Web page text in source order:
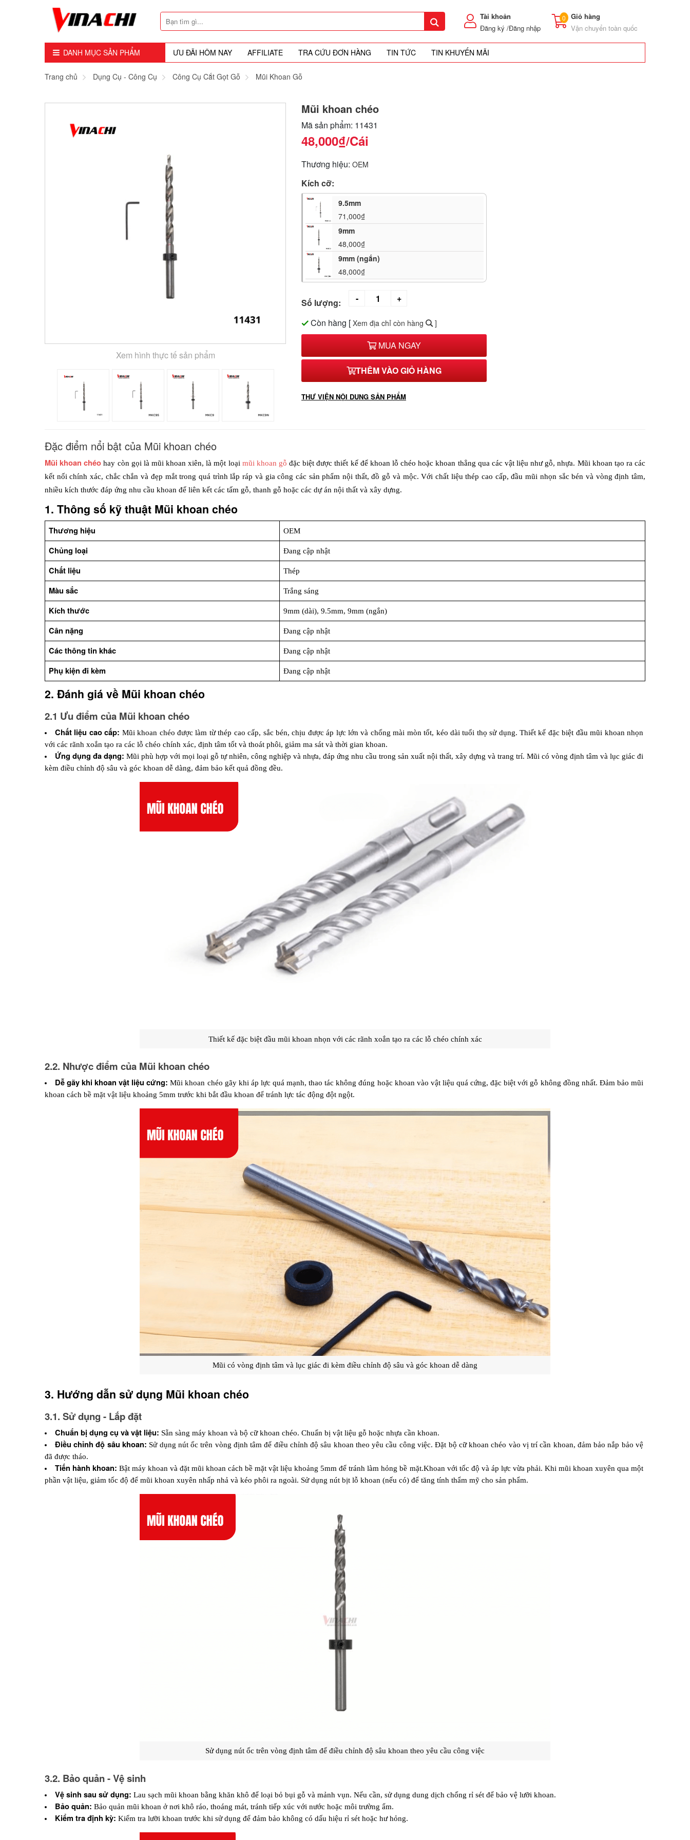
Tài khoản
Đăng ký /Đăng nhập
0
Giỏ hàng
Vận chuyển toàn quốc
DANH MỤC SẢN PHẨM ƯU ĐÃI HÔM NAY AFFILIATE TRA CỨU ĐƠN HÀNG TIN TỨC TIN KHUYẾN MÃI
Dụng Cụ - Công Cụ
Máy Cầm Tay
Trang chủ Dụng Cụ - Công Cụ Công Cụ Cắt Gọt Gỗ Mũi Khoan Gỗ
Xem hình thực tế sản phẩm
Mũi khoan chéo
Mã sản phẩm: 11431
48,000₫/Cái
Thương hiệu: OEM
Kích cỡ:
9.5mm
71,000₫
9mm
48,000₫
9mm (ngắn)
48,000₫
Số lượng:
Còn hàng [ Xem địa chỉ còn hàng ]
MUA NGAY
THÊM VÀO GIỎ HÀNG
THƯ VIỆN NỘI DUNG SẢN PHẨM
Đặc điểm nổi bật của Mũi khoan chéo
Mũi khoan chéo hay còn gọi là mũi khoan xiên, là một loại mũi khoan gỗ đặc biệt được thiết kế để khoan lỗ chéo hoặc khoan thẳng qua các vật liệu như gỗ, nhựa. Mũi khoan tạo ra các
kết nối chính xác, chắc chắn và đẹp mắt trong quá trình lắp ráp và gia công các sản phẩm nội thất, đồ gỗ và mộc. Với chất liệu thép cao cấp, đầu mũi nhọn sắc bén và vòng định tâm,
nhiều kích thước đáp ứng nhu cầu khoan để liên kết các tấm gỗ, thanh gỗ hoặc các dự án nội thất và xây dựng.
1. Thông số kỹ thuật Mũi khoan chéo
Thương hiệu OEM
Chủng loại Đang cập nhật
Chất liệu Thép
Màu sắc Trắng sáng
Kích thước 9mm (dài), 9.5mm, 9mm (ngắn)
Cân nặng Đang cập nhật
Các thông tin khác Đang cập nhật
Phụ kiện đi kèm Đang cập nhật
2. Đánh giá về Mũi khoan chéo
2.1 Ưu điểm của Mũi khoan chéo
Chất liệu cao cấp: Mũi khoan chéo được làm từ thép cao cấp, sắc bén, chịu được áp lực lớn và chống mài mòn tốt, kéo dài tuổi thọ sử dụng. Thiết kế đặc biệt đầu mũi khoan nhọn
với các rãnh xoắn tạo ra các lỗ chéo chính xác, định tâm tốt và thoát phôi, giảm ma sát và thời gian khoan.
Ứng dụng đa dạng: Mũi phù hợp với mọi loại gỗ tự nhiên, công nghiệp và nhựa, đáp ứng nhu cầu trong sản xuất nội thất, xây dựng và trang trí. Mũi có vòng định tâm và lục giác đi
kèm điều chỉnh độ sâu và góc khoan dễ dàng, đảm bảo kết quả đồng đều.
Thiết kế đặc biệt đầu mũi khoan nhọn với các rãnh xoắn tạo ra các lỗ chéo chính xác
2.2. Nhược điểm của Mũi khoan chéo
Dễ gãy khi khoan vật liệu cứng: Mũi khoan chéo gãy khi áp lực quá mạnh, thao tác không đúng hoặc khoan vào vật liệu quá cứng, đặc biệt với gỗ không đồng nhất. Đảm bảo mũi
khoan cách bề mặt vật liệu khoảng 5mm trước khi bắt đầu khoan để tránh lực tác động đột ngột.
Mũi có vòng định tâm và lục giác đi kèm điều chỉnh độ sâu và góc khoan dễ dàng
3. Hướng dẫn sử dụng Mũi khoan chéo
3.1. Sử dụng - Lắp đặt
Chuẩn bị dụng cụ và vật liệu: Sẵn sàng máy khoan và bộ cữ khoan chéo. Chuẩn bị vật liệu gỗ hoặc nhựa cần khoan.
Điều chỉnh độ sâu khoan: Sử dụng nút ốc trên vòng định tâm để điều chỉnh độ sâu khoan theo yêu cầu công việc. Đặt bộ cữ khoan chéo vào vị trí cần khoan, đảm bảo nắp bảo vệ
đã được tháo.
Tiến hành khoan: Bật máy khoan và đặt mũi khoan cách bề mặt vật liệu khoảng 5mm để tránh làm hỏng bề mặt.Khoan với tốc độ và áp lực vừa phải. Khi mũi khoan xuyên qua một
phần vật liệu, giảm tốc độ để mũi khoan xuyên nhấp nhả và kéo phôi ra ngoài. Sử dụng nút bịt lỗ khoan (nếu có) để tăng tính thẩm mỹ cho sản phẩm.
Sử dụng nút ốc trên vòng định tâm để điều chỉnh độ sâu khoan theo yêu cầu công việc
3.2. Bảo quản - Vệ sinh
Vệ sinh sau sử dụng: Lau sạch mũi khoan bằng khăn khô để loại bỏ bụi gỗ và mảnh vụn. Nếu cần, sử dụng dung dịch chống rỉ sét để bảo vệ lưỡi khoan.
Bảo quản: Bảo quản mũi khoan ở nơi khô ráo, thoáng mát, tránh tiếp xúc với nước hoặc môi trường ẩm.
Kiểm tra định kỳ: Kiểm tra lưỡi khoan trước khi sử dụng để đảm bảo không có dấu hiệu rỉ sét hoặc hư hỏng.